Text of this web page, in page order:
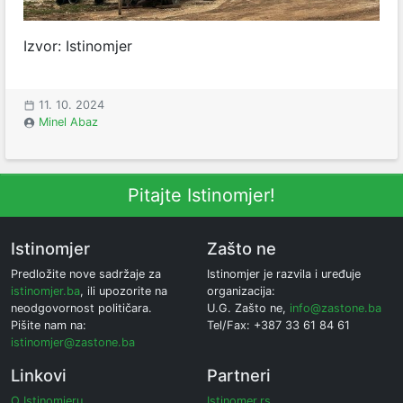
Izvor: Istinomjer
11. 10. 2024
Minel Abaz
Pitajte Istinomjer!
Istinomjer
Predložite nove sadržaje za
istinomjer.ba, ili upozorite na
neodgovornost političara.
Pišite nam na:
istinomjer@zastone.ba
Zašto ne
Istinomjer je razvila i uređuje
organizacija:
U.G. Zašto ne, info@zastone.ba
Tel/Fax: +387 33 61 84 61
Linkovi Partneri